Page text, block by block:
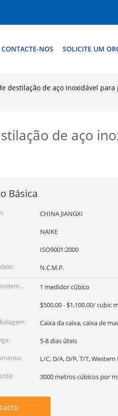
CONTACTE-NOS SOLICITE UM
destilação de aço inoxidável
de aço
Básica
CHINA JIANGXI
NAIKE
ISO9001:2000
N.C.M.P.
1 medidor cúbico
$500.00 - $1,100.00/ cubic
Caixa da caixa, caixa de
5-8 dias úteis
L/C, D/A, D/P, T/T,
3000 metros cúbicos por